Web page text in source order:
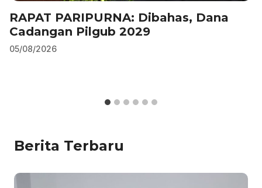
RAPAT PARIPURNA: Dibahas, Dana
Cadangan Pilgub 2029
05/08/2026
Berita Terbaru